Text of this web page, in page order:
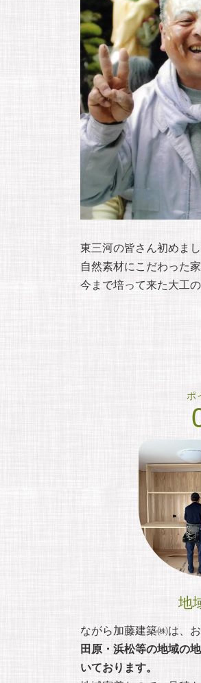
東三河の皆さん初めま
自然素材にこだわった
今まで培って来た大工
ポ
地
ながら加藤建築㈱は、
田原・浜松等の地域の
いております。